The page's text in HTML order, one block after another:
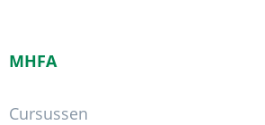
MHFA
Cursussen